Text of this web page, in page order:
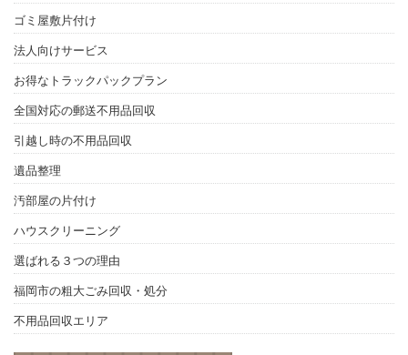
ゴミ屋敷片付け
法人向けサービス
お得なトラックパックプラン
全国対応の郵送不用品回収
引越し時の不用品回収
遺品整理
汚部屋の片付け
ハウスクリーニング
選ばれる３つの理由
福岡市の粗大ごみ回収・処分
不用品回収エリア